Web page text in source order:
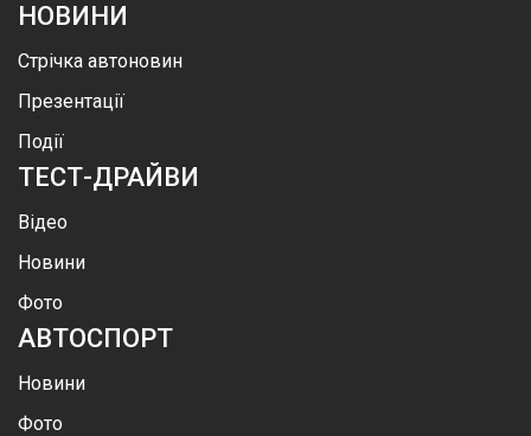
НОВИНИ
Стрічка автоновин
Презентації
Події
ТЕСТ-ДРАЙВИ
Відео
Новини
Фото
АВТОСПОРТ
Новини
Фото